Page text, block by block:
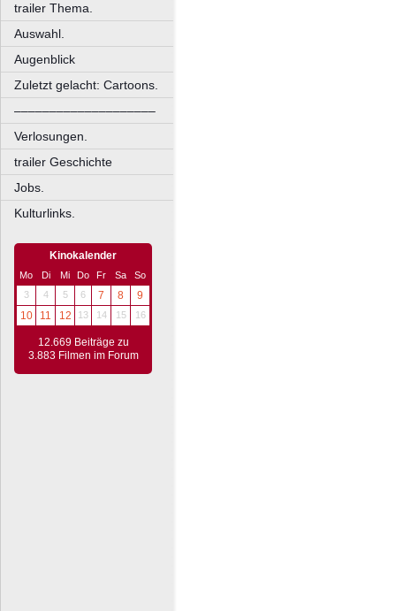
trailer Thema.
Auswahl.
Augenblick
Zuletzt gelacht: Cartoons.
––––––––––––––––––––
Verlosungen.
trailer Geschichte
Jobs.
Kulturlinks.
Kinokalender
Mo Di Mi Do Fr Sa
So
3
4 5 6 7 8
9
10
11 12 13 14 15 16
12.669 Beiträge zu
3.883 Filmen im Forum